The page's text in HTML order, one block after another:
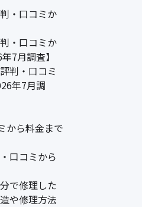
・口コミか
・口コミか
7月調査】
判・口コミ
年7月調
から料金まで
口コミから
で修理した
や修理方法